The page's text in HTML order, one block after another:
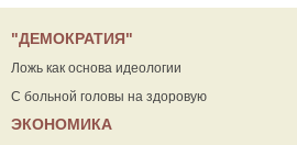
"ДЕМОКРАТИЯ"
Ложь как основа идеологии
С больной головы на здоровую
ЭКОНОМИКА